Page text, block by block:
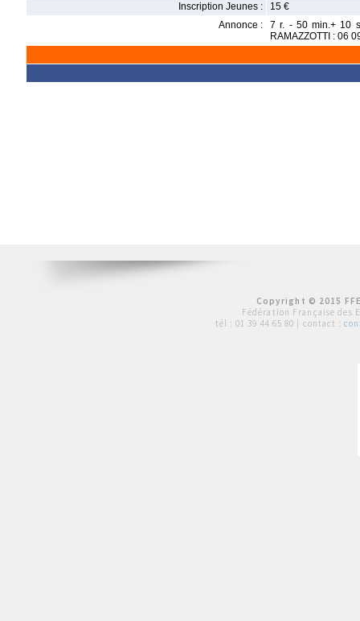
Inscription Jeunes :
15 €
Annonce :
7 r. - 50 min.+ 10
RAMAZZOTTI : 06
Copyright © 2015
Fédération Française des
tél : 01 39 44 65 80 | contact :